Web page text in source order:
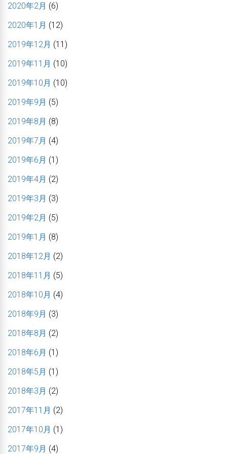
2020年2月 (6)
2020年1月 (12)
2019年12月 (11)
2019年11月 (10)
2019年10月 (10)
2019年9月 (5)
2019年8月 (8)
2019年7月 (4)
2019年6月 (1)
2019年4月 (2)
2019年3月 (3)
2019年2月 (5)
2019年1月 (8)
2018年12月 (2)
2018年11月 (5)
2018年10月 (4)
2018年9月 (3)
2018年8月 (2)
2018年6月 (1)
2018年5月 (1)
2018年3月 (2)
2017年11月 (2)
2017年10月 (1)
2017年9月 (4)